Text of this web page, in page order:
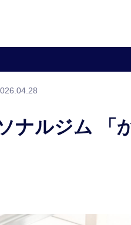
ルトレーナー養成スクール
ナルジム 「